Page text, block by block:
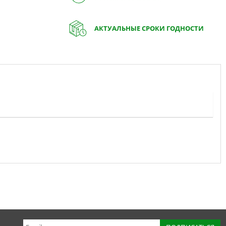
АКТУАЛЬНЫЕ СРОКИ ГОДНОСТИ